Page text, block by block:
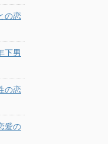
の恋
下男
の恋
愛の